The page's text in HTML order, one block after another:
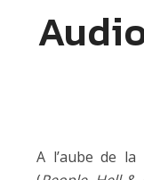
A l’aube de la